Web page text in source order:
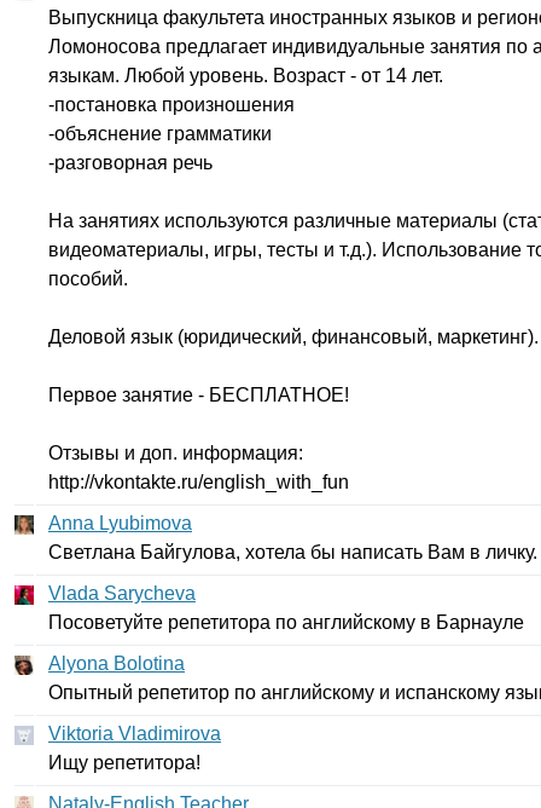
Выпускница факультета иностранных языков и
Ломоносова предлагает индивидуальные занятия по
языкам. Любой уровень. Возраст - от 14 лет.
-постановка произношения
-объяснение грамматики
-разговорная речь
На занятиях используются различные материалы
видеоматериалы, игры, тесты и т.д.). Использование
пособий.
Деловой язык (юридический, финансовый, маркетинг).
Первое занятие - БЕСПЛАТНОЕ!
Отзывы и доп. информация:
http://vkontakte.ru/english with fun
Anna Lyubimova
Светлана Байгулова, хотела бы написать Вам в
Vlada Sarycheva
Посоветуйте репетитора по английскому в Барнауле
Alyona Bolotina
Опытный репетитор по английскому и испанскому
Viktoria Vladimirova
Ищу репетитора!
Nataly-English Teacher